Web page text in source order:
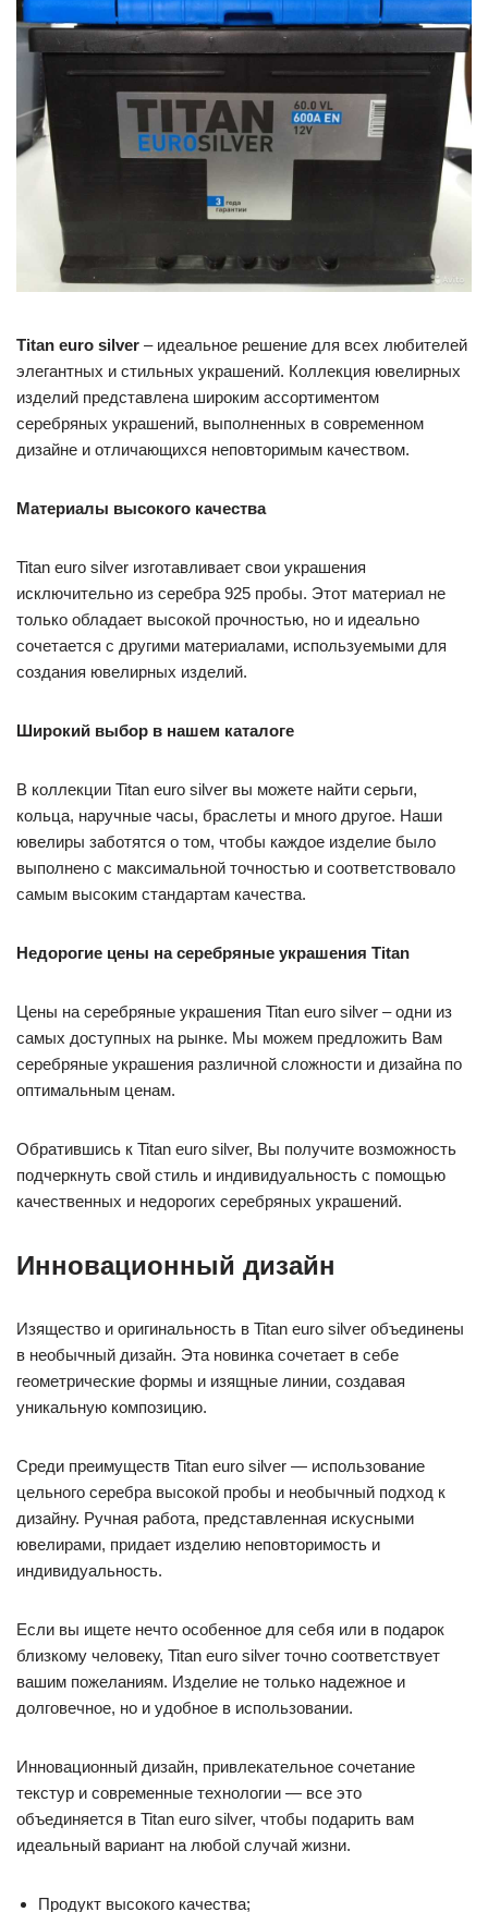
Titan euro silver – идеальное решение для всех любителей
элегантных и стильных украшений. Коллекция ювелирных
изделий представлена широким ассортиментом
серебряных украшений, выполненных в современном
дизайне и отличающихся неповторимым качеством.
Материалы высокого качества
Titan euro silver изготавливает свои украшения
исключительно из серебра 925 пробы. Этот материал не
только обладает высокой прочностью, но и идеально
сочетается с другими материалами, используемыми для
создания ювелирных изделий.
Широкий выбор в нашем каталоге
В коллекции Titan euro silver вы можете найти серьги,
кольца, наручные часы, браслеты и много другое. Наши
ювелиры заботятся о том, чтобы каждое изделие было
выполнено с максимальной точностью и соответствовало
самым высоким стандартам качества.
Недорогие цены на серебряные украшения Titan
Цены на серебряные украшения Titan euro silver – одни из
самых доступных на рынке. Мы можем предложить Вам
серебряные украшения различной сложности и дизайна по
оптимальным ценам.
Обратившись к Titan euro silver, Вы получите возможность
подчеркнуть свой стиль и индивидуальность с помощью
качественных и недорогих серебряных украшений.
Инновационный дизайн
Изящество и оригинальность в Titan euro silver объединены
в необычный дизайн. Эта новинка сочетает в себе
геометрические формы и изящные линии, создавая
уникальную композицию.
Среди преимуществ Titan euro silver — использование
цельного серебра высокой пробы и необычный подход к
дизайну. Ручная работа, представленная искусными
ювелирами, придает изделию неповторимость и
индивидуальность.
Если вы ищете нечто особенное для себя или в подарок
близкому человеку, Titan euro silver точно соответствует
вашим пожеланиям. Изделие не только надежное и
долговечное, но и удобное в использовании.
Инновационный дизайн, привлекательное сочетание
текстур и современные технологии — все это
объединяется в Titan euro silver, чтобы подарить вам
идеальный вариант на любой случай жизни.
Продукт высокого качества;